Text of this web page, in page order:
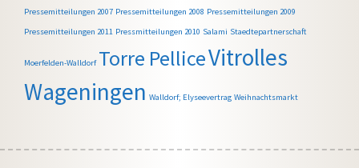
Pressemitteilungen 2007 Pressemitteilungen 2008 Pressemitteilungen 2009
Pressemitteilungen 2011 Pressmitteilungen 2010 Salami Staedtepartnerschaft
Moerfelden-Walldorf Torre PelliceVitrolles
Wageningen Walldorf; Elyseevertrag Weihnachtsmarkt